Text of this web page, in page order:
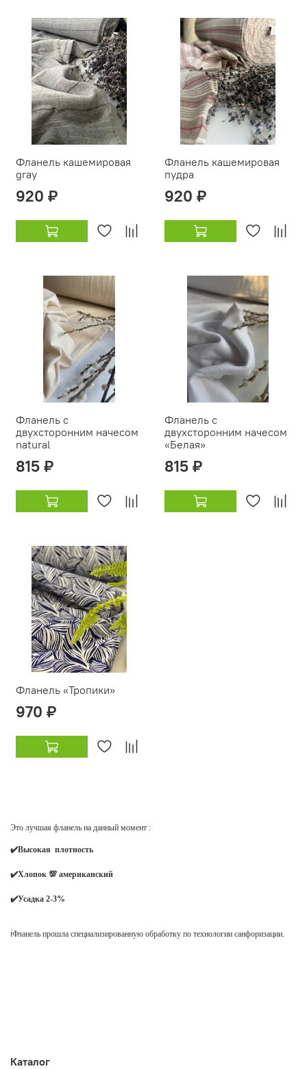
Фланель кашемировая
gray
920 ₽
Фланель кашемировая
пудра
920 ₽
Фланель с
двухсторонним начесом
natural
815 ₽
Фланель с
двухсторонним начесом
«Белая»
815 ₽
Фланель «Тропики»
970 ₽
Это лучшая фланель на данный момент :
✔️Высокая плотность
✔️Хлопок 💯 американский
✔️Усадка 2-3%
ℹ️Фланель прошла специализированную обработку по технологии санфоризации.
Каталог